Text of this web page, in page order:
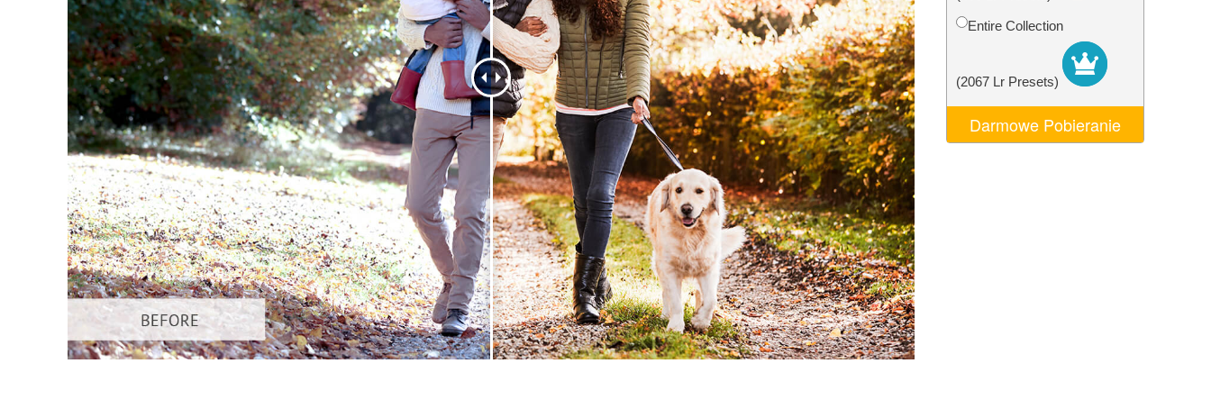
Usługi retuszu produktów Usługi retuszu biżuterii Dane Treningowe AI Video Editing ServicesEntire Collection
(2067 Lr Presets)
Darmowe Pobieranie